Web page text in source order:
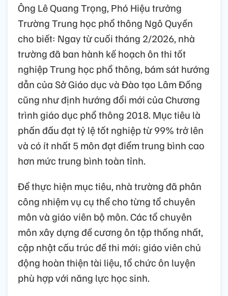
Ông Lê Quang Trọng, Phó Hiệu trưởng
Trường Trung học phổ thông Ngô Quyền
cho biết: Ngay từ cuối tháng 2/2026, nhà
trường đã ban hành kế hoạch ôn thi tốt
nghiệp Trung học phổ thông, bám sát hướng
dẫn của Sở Giáo dục và Đào tạo Lâm Đồng
cũng như định hướng đổi mới của Chương
trình giáo dục phổ thông 2018. Mục tiêu là
phấn đấu đạt tỷ lệ tốt nghiệp từ 99% trở lên
và có ít nhất 5 môn đạt điểm trung bình cao
hơn mức trung bình toàn tỉnh.
Để thực hiện mục tiêu, nhà trường đã phân
công nhiệm vụ cụ thể cho từng tổ chuyên
môn và giáo viên bộ môn. Các tổ chuyên
môn xây dựng đề cương ôn tập thống nhất,
cập nhật cấu trúc đề thi mới; giáo viên chủ
động hoàn thiện tài liệu, tổ chức ôn luyện
phù hợp với năng lực học sinh.